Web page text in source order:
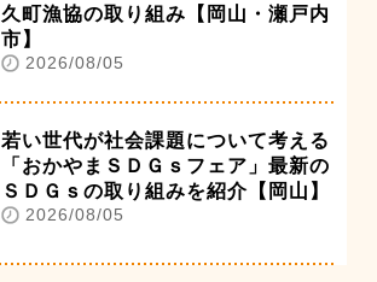
久町漁協の取り組み【岡山・瀬戸内
市】
2026/08/05
若い世代が社会課題について考える
「おかやまＳＤＧｓフェア」最新の
ＳＤＧｓの取り組みを紹介【岡山】
2026/08/05